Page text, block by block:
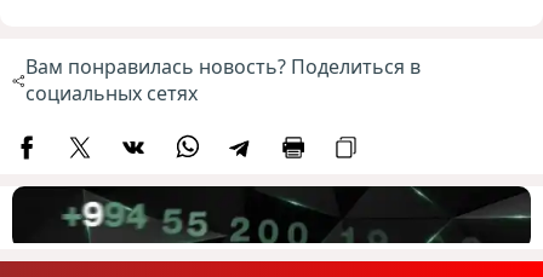
Вам понравилась новость? Поделиться в
социальных сетях